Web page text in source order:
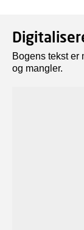
Bogens tekst
og mangler.